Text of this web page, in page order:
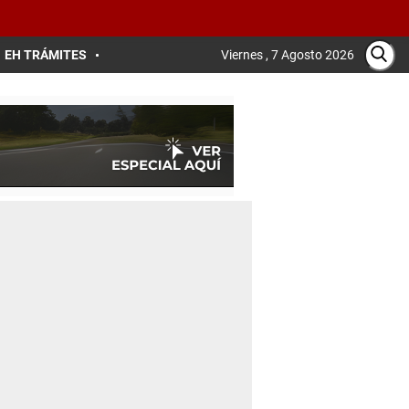
EH TRÁMITES Viernes , 7 Agosto 2026